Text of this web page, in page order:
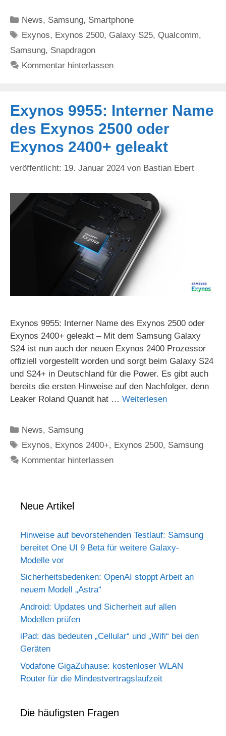
Kategorien
News, Samsung, Smartphone
Schlagwörter
Exynos, Exynos 2500, Galaxy S25,Qualcomm,
Samsung, Snapdragon
Kommentar hinterlassen
Exynos 9955: Interner Name
des Exynos 2500 oder
Exynos 2400+ geleakt
19. Januar 2024 von Bastian Ebert
Exynos 9955: Interner Name des Exynos 2500 oder
Exynos 2400+ geleakt – Mit dem Samsung Galaxy
S24 ist nun auch der neuen Exynos 2400 Prozessor
offiziell vorgestellt worden und sorgt beim Galaxy S24
und S24+ in Deutschland für die Power. Es gibt auch
bereits die ersten Hinweise auf den Nachfolger, denn
Leaker Roland Quandt hat … Weiterlesen
Kategorien
News, Samsung
Schlagwörter
Exynos, Exynos 2400+, Exynos 2500, Samsung
Kommentar hinterlassen
Neue Artikel
Hinweise auf bevorstehenden Testlauf: Samsung
bereitet One UI 9 Beta für weitere Galaxy-
Modelle vor
Sicherheitsbedenken: OpenAI stoppt Arbeit an
neuem Modell „Astra“
Android: Updates und Sicherheit auf allen
Modellen prüfen
iPad: das bedeuten „Cellular“ und „Wifi“ bei den
Geräten
Vodafone GigaZuhause: kostenloser WLAN
Router für die Mindestvertragslaufzeit
Die häufigsten Fragen